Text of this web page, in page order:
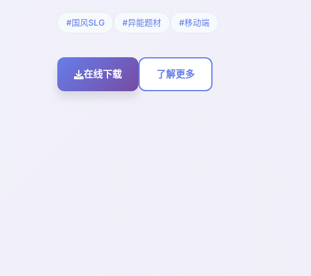
#国风SLG #异能题材 #移动端
在线下载 了解更多